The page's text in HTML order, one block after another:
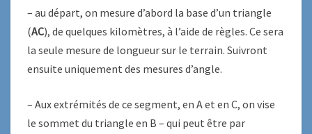
– au départ, on mesure d’abord la base d’un triangle
(AC), de quelques kilomètres, à l’aide de règles. Ce sera
la seule mesure de longueur sur le terrain. Suivront
ensuite uniquement des mesures d’angle.
– Aux extrémités de ce segment, en A et en C, on vise
le sommet du triangle en B – qui peut être par